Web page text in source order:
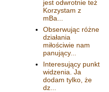
jest odwrotnie też
Korzystam z
mBa...
Obserwując różne
działania
miłościwie nam
panujący...
Interesujący punkt
widzenia. Ja
dodam tylko, że
dz...